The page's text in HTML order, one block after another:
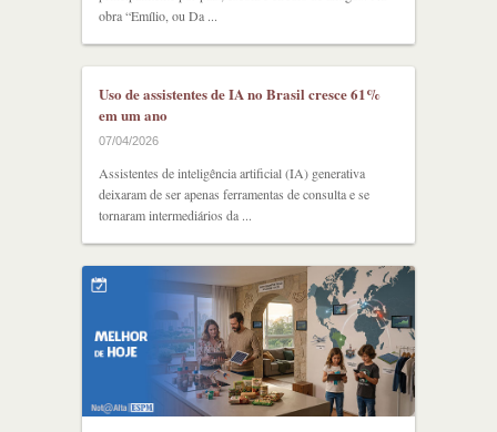
obra “Emílio, ou Da ...
Uso de assistentes de IA no Brasil cresce 61%
em um ano
07/04/2026
Assistentes de inteligência artificial (IA) generativa
deixaram de ser apenas ferramentas de consulta e se
tornaram intermediários da ...